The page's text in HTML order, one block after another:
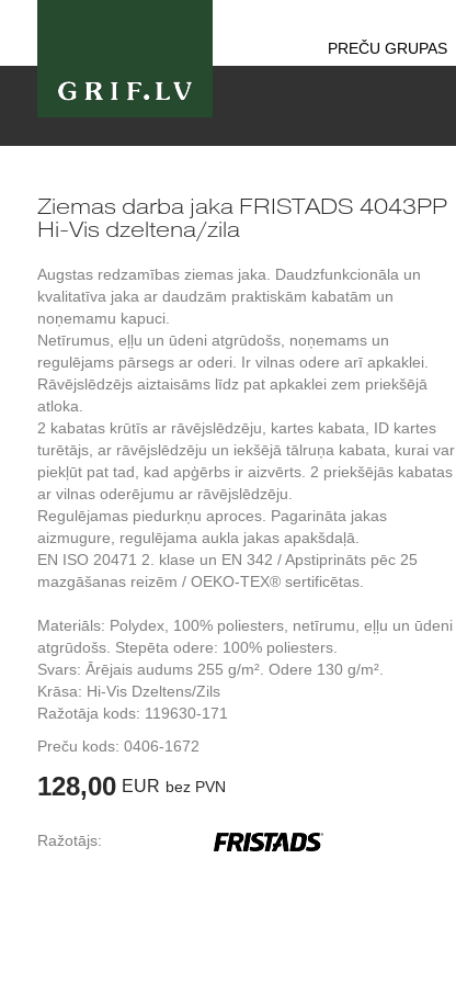
PREČU GRUPAS
Ziemas darba jaka FRISTADS 4043PP
Hi-Vis dzeltena/zila
Augstas redzamības ziemas jaka. Daudzfunkcionāla un
kvalitatīva jaka ar daudzām praktiskām kabatām un
noņemamu kapuci.
Netīrumus, eļļu un ūdeni atgrūdošs, noņemams un
regulējams pārsegs ar oderi. Ir vilnas odere arī apkaklei.
Rāvējslēdzējs aiztaisāms līdz pat apkaklei zem priekšējā
atloka.
2 kabatas krūtīs ar rāvējslēdzēju, kartes kabata, ID kartes
turētājs, ar rāvējslēdzēju un iekšējā tālruņa kabata, kurai var
piekļūt pat tad, kad apģērbs ir aizvērts. 2 priekšējās kabatas
ar vilnas oderējumu ar rāvējslēdzēju.
Regulējamas piedurkņu aproces. Pagarināta jakas
aizmugure, regulējama aukla jakas apakšdaļā.
EN ISO 20471 2. klase un EN 342 / Apstiprināts pēc 25
mazgāšanas reizēm / OEKO-TEX® sertificētas.
Materiāls: Polydex, 100% poliesters, netīrumu, eļļu un ūdeni
atgrūdošs. Stepēta odere: 100% poliesters.
Svars: Ārējais audums 255 g/m². Odere 130 g/m².
Krāsa: Hi-Vis Dzeltens/Zils
Ražotāja kods: 119630-171
Preču kods: 0406-1672
128,00 EUR bez PVN
Ražotājs: